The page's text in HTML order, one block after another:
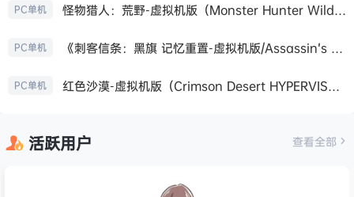
PC单机 怪物猎人：荒野-虚拟机版（Monster Hunter Wilds HYPERVISOR）免安装中文版
PC单机 《刺客信条：黑旗 记忆重置-虚拟机版/Assassin’s Creed Black Flag Resynced HYPERVISOR》免安装中文版
PC单机 红色沙漠-虚拟机版（Crimson Desert HYPERVISOR）免安装中文版
活跃用户 查看全部